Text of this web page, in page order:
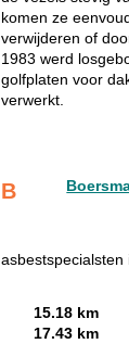
komen ze
verwijderen of
1983 werd
golfplaten voor
verwerkt.
B
15.18 km
17.43 km